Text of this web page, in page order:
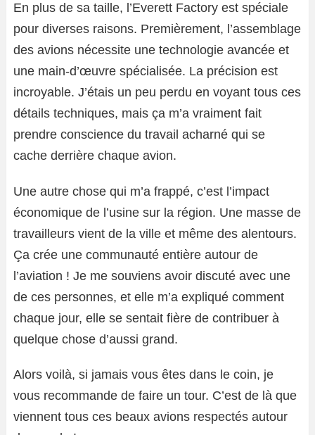
En plus de sa taille, l’Everett Factory est spéciale
pour diverses raisons. Premièrement, l’assemblage
des avions nécessite une technologie avancée et
une main-d’œuvre spécialisée. La précision est
incroyable. J’étais un peu perdu en voyant tous ces
détails techniques, mais ça m’a vraiment fait
prendre conscience du travail acharné qui se
cache derrière chaque avion.
Une autre chose qui m’a frappé, c’est l’impact
économique de l’usine sur la région. Une masse de
travailleurs vient de la ville et même des alentours.
Ça crée une communauté entière autour de
l’aviation ! Je me souviens avoir discuté avec une
de ces personnes, et elle m’a expliqué comment
chaque jour, elle se sentait fière de contribuer à
quelque chose d’aussi grand.
Alors voilà, si jamais vous êtes dans le coin, je
vous recommande de faire un tour. C’est de là que
viennent tous ces beaux avions respectés autour